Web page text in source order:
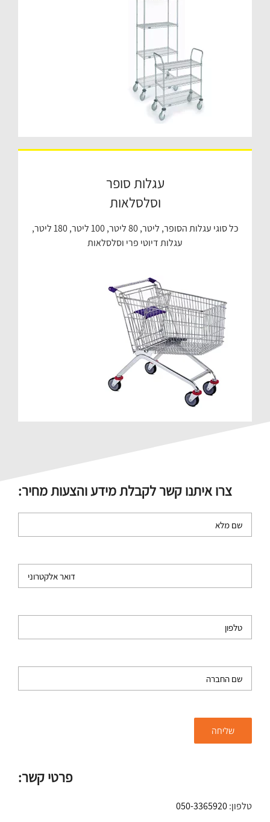
עגלות סופר
וסלסלאות
כל סוגי עגלות הסופר, ליטר, 80 ליטר, 100 ליטר, 180 ליטר,
עגלות דיוטי פרי וסלסלאות
צרו איתנו קשר לקבלת מידע והצעות מחיר:
פרטי קשר:
טלפון:050-3365920